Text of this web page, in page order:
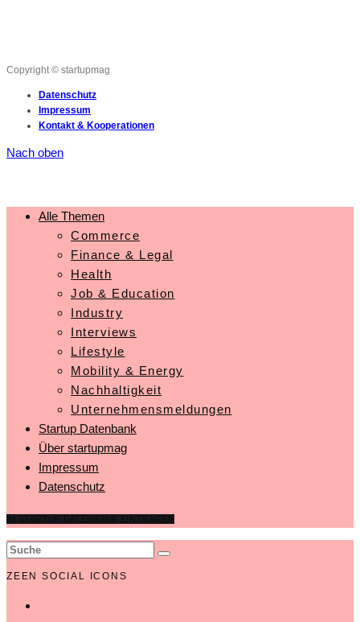
Copyright © startupmag
Datenschutz
Impressum
Kontakt & Kooperationen
Nach oben
Alle Themen
Commerce
Finance & Legal
Health
Job & Education
Industry
Interviews
Lifestyle
Mobility & Energy
Nachhaltigkeit
Unternehmensmeldungen
Startup Datenbank
Über startupmag
Impressum
Datenschutz
ZEEN SOCIAL ICONS